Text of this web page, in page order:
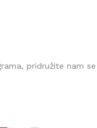
pridružite nam se